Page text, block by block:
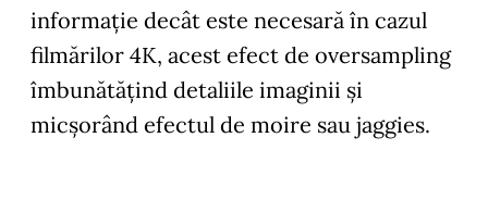
informaţie decât este necesară în cazul
filmărilor 4K, acest efect de oversampling
îmbunătăţind detaliile imaginii și
micșorând efectul de moire sau jaggies.